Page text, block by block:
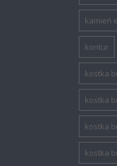
kamień
kontur
kostka
kostka
kostka
kostka